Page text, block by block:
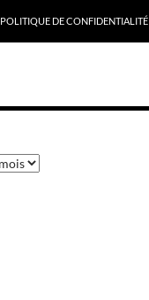
POLITIQUE DE CONFIDENTIALITÉ